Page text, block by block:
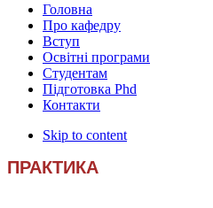
Головна
Про кафедру
Вступ
Освітні програми
Студентам
Підготовка Phd
Контакти
Skip to content
ПРАКТИКА